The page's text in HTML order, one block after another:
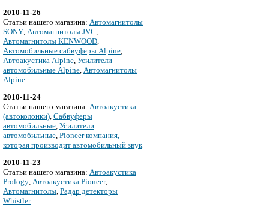
2010-11-26
Cтатьи нашего магазина: Автомагнитолы
SONY Автомагнитолы JVC
Автомагнитолы KENWOOD
Автомобильные сабвуферы Alpine
Автоакустика Alpine Усилители
автомобильные Alpine Автомагнитолы
Alpine
2010-11-24
Cтатьи нашего магазина: Автоакустика
(автоколонки), Сабвуферы
автомобильные, Усилители
автомобильные, Pioneer компания,
которая производит автомобильный звук
2010-11-23
Cтатьи нашего магазина: Автоакустика
Prology, Автоакустика Pioneer,
Автомагнитолы, Радар детекторы
Whistler